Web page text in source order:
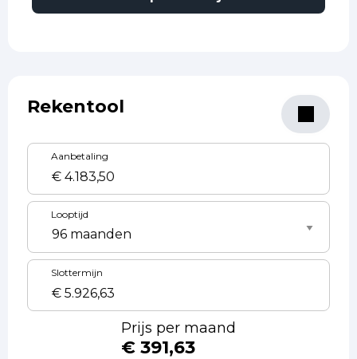
Rekentool
Aanbetaling
Looptijd
Slottermijn
Prijs per maand
€ 391,63